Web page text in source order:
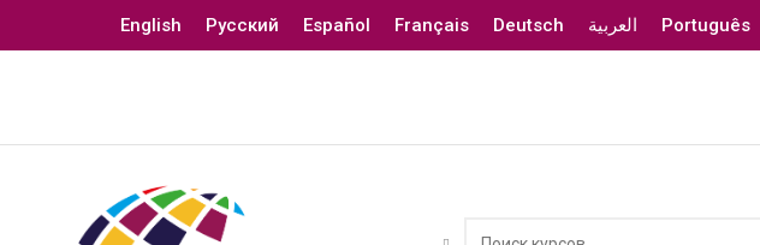
English Русский Español Français Deutsch العربية Português